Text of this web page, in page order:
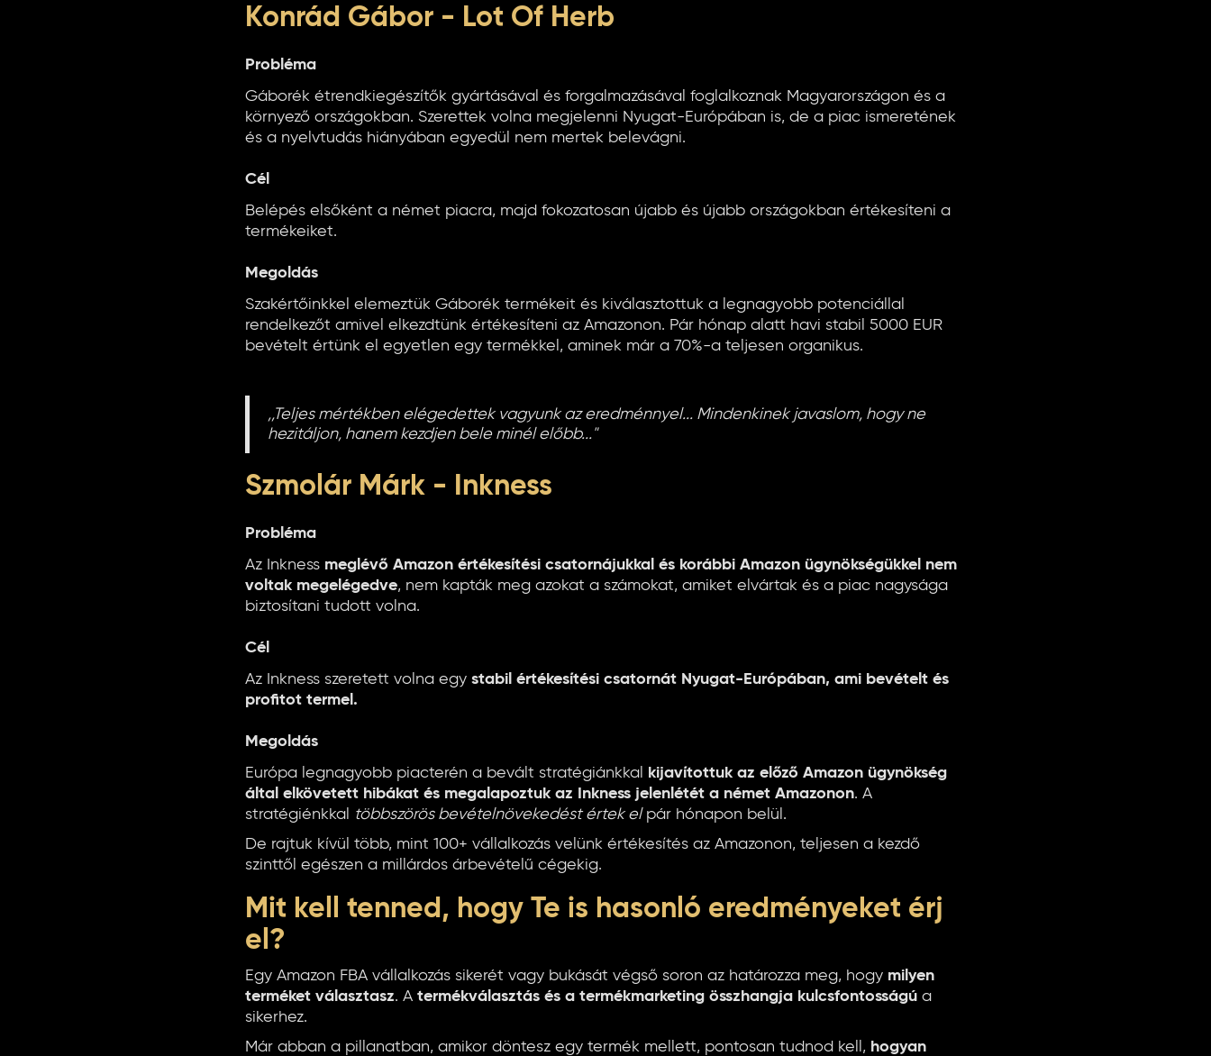
Konrád Gábor - Lot Of Herb
Probléma
Gáborék étrendkiegészítők gyártásával és forgalmazásával foglalkoznak Magyarországon és a
környező országokban. Szerettek volna megjelenni Nyugat-Európában is, de a piac ismeretének
és a nyelvtudás hiányában egyedül nem mertek belevágni.
Cél
Belépés elsőként a német piacra, majd fokozatosan újabb és újabb országokban értékesíteni a
termékeiket.
Megoldás
Szakértőinkkel elemeztük Gáborék termékeit és kiválasztottuk a legnagyobb potenciállal
rendelkezőt amivel elkezdtünk értékesíteni az Amazonon. Pár hónap alatt havi stabil 5000 EUR
bevételt értünk el egyetlen egy termékkel, aminek már a 70%-a teljesen organikus.
,,Teljes mértékben elégedettek vagyunk az eredménnyel... Mindenkinek javaslom, hogy ne
hezitáljon, hanem kezdjen bele minél előbb..."
Szmolár Márk - Inkness
Probléma
Az Inkness meglévő Amazon értékesítési csatornájukkal és korábbi Amazon ügynökségükkel nem
voltak megelégedve, nem kapták meg azokat a számokat, amiket elvártak és a piac nagysága
biztosítani tudott volna.
Cél
Az Inkness szeretett volna egy stabil értékesítési csatornát Nyugat-Európában, ami bevételt és
profitot termel.
Megoldás
Európa legnagyobb piacterén a bevált stratégiánkkal
kijavítottuk az előző Amazon ügynökség
által elkövetett hibákat és megalapoztuk az Inkness jelenlétét a német Amazonon. A
stratégiénkkal
többszörös bevételnövekedést értek elpár hónapon belül.
De rajtuk kívül több, mint 100+ vállalkozás velünk értékesítés az Amazonon, teljesen a kezdő
szinttől egészen a millárdos árbevételű cégekig.
Mit kell tenned, hogy Te is hasonló eredményeket érj
el?
Egy Amazon FBA vállalkozás sikerét vagy bukását végső soron az határozza meg, hogy milyen
terméket választasz. A termékválasztás és a termékmarketing összhangja kulcsfontosságú a
sikerhez.
Már abban a pillanatban, amikor döntesz egy termék mellett, pontosan tudnod kell, hogyan